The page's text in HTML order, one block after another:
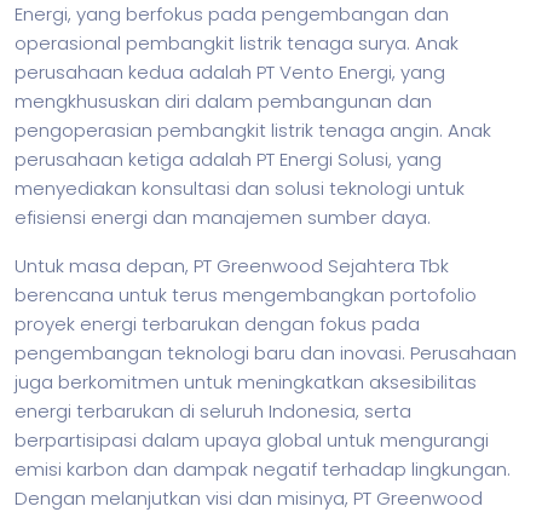
Energi, yang berfokus pada pengembangan dan
operasional pembangkit listrik tenaga surya. Anak
perusahaan kedua adalah PT Vento Energi, yang
mengkhususkan diri dalam pembangunan dan
pengoperasian pembangkit listrik tenaga angin. Anak
perusahaan ketiga adalah PT Energi Solusi, yang
menyediakan konsultasi dan solusi teknologi untuk
efisiensi energi dan manajemen sumber daya.
Untuk masa depan, PT Greenwood Sejahtera Tbk
berencana untuk terus mengembangkan portofolio
proyek energi terbarukan dengan fokus pada
pengembangan teknologi baru dan inovasi. Perusahaan
juga berkomitmen untuk meningkatkan aksesibilitas
energi terbarukan di seluruh Indonesia, serta
berpartisipasi dalam upaya global untuk mengurangi
emisi karbon dan dampak negatif terhadap lingkungan.
Dengan melanjutkan visi dan misinya, PT Greenwood